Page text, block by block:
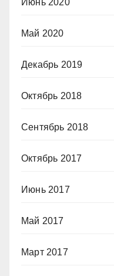
Май 2020
Декабрь 2019
Октябрь 2018
Сентябрь 2018
Октябрь 2017
Июнь 2017
Май 2017
Март 2017